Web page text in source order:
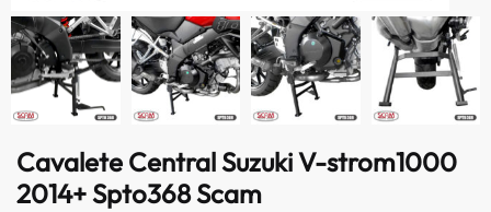
Cavalete Central Suzuki V-strom1000
2014+ Spto368 Scam